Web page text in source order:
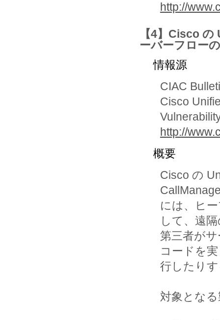
http://
【4】Cisco
ーバーフロー
情報源
CIAC
Cisco
http://
概要
Cisco の
には、ヒ
して、遠
第三者が
コードを実
行したり
対象とな